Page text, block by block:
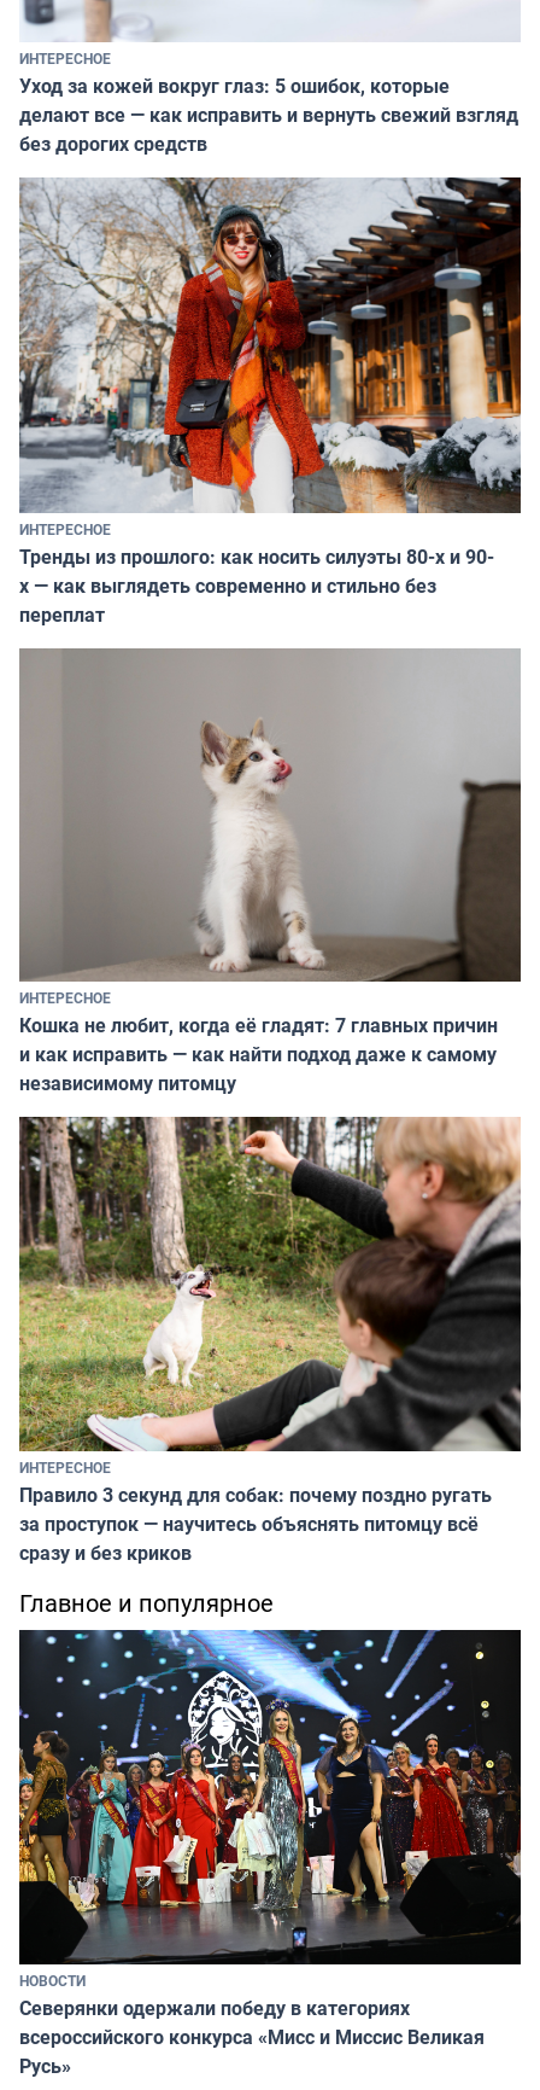
ИНТЕРЕСНОЕ
Уход за кожей вокруг глаз: 5 ошибок, которые
делают все — как исправить и вернуть свежий взгляд
без дорогих средств
ИНТЕРЕСНОЕ
Тренды из прошлого: как носить силуэты 80-х и 90-
х — как выглядеть современно и стильно без
переплат
ИНТЕРЕСНОЕ
Кошка не любит, когда её гладят: 7 главных причин
и как исправить — как найти подход даже к самому
независимому питомцу
ИНТЕРЕСНОЕ
Правило 3 секунд для собак: почему поздно ругать
за проступок — научитесь объяснять питомцу всё
сразу и без криков
Главное и популярное
НОВОСТИ
Северянки одержали победу в категориях
всероссийского конкурса «Мисс и Миссис Великая
Русь»